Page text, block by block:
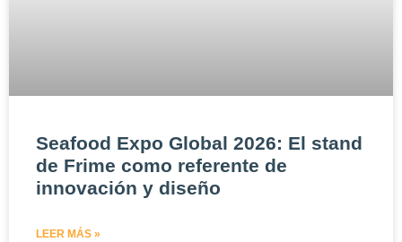
Seafood Expo Global 2026: El stand
de Frime como referente de
innovación y diseño
LEER MÁS »